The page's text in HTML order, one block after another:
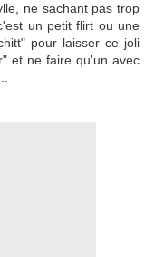
ne sachant pas trop
un petit flirt ou une
pour laisser ce joli
et ne faire qu'un avec